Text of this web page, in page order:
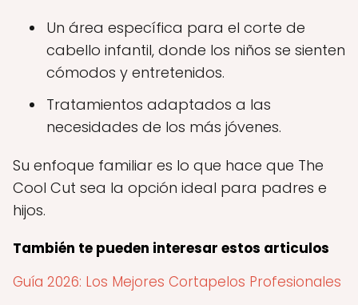
Un área específica para el corte de
cabello infantil, donde los niños se sienten
cómodos y entretenidos.
Tratamientos adaptados a las
necesidades de los más jóvenes.
Su enfoque familiar es lo que hace que The
Cool Cut sea la opción ideal para padres e
hijos.
También te pueden interesar estos articulos
Guía 2026: Los Mejores Cortapelos Profesionales